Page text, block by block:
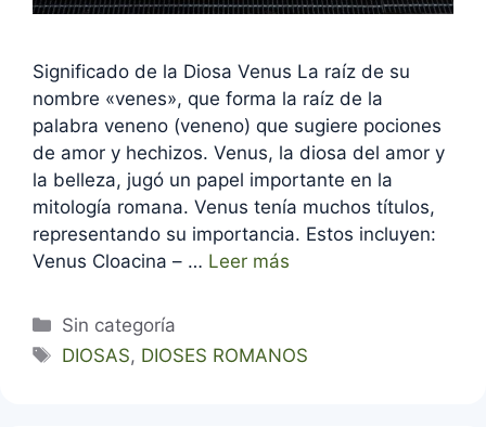
Significado de la Diosa Venus La raíz de su
nombre «venes», que forma la raíz de la
palabra veneno (veneno) que sugiere pociones
de amor y hechizos. Venus, la diosa del amor y
la belleza, jugó un papel importante en la
mitología romana. Venus tenía muchos títulos,
representando su importancia. Estos incluyen:
Venus Cloacina – … Leer más
Categorías
Sin categoría
Etiquetas
DIOSAS, DIOSES ROMANOS